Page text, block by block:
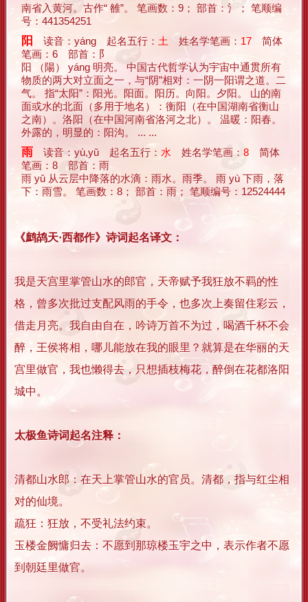
南省入黄河。古作“ 雒”。 笔画数：9； 部首：氵； 笔顺编
号：441354251
阳 读音：yáng 起名五行： 土 姓名学笔画： 17 简体
笔画：6 部首：阝
阳 （陽） yáng 明亮。 中国古代哲学认为宇宙中通贯所有
物质的两大对立面之一，与“阴”相对：一阴一阳谓之道。二
气。 指“太阳”：阳光。阳面。阳历。向阳。夕阳。 山的南
面或水的北面（多用于地名）：衡阳（在中国湖南省衡山
之南）。洛阳（在中国河南省洛河之北）。 温暖：阳春。
外露的，明显的：阳沟。 ... ...
雨 读音：yù,yǔ 起名五行： 水 姓名学笔画： 8 简体
笔画：8 部首：雨
雨 yǔ 从云层中降落的水滴：雨水。雨季。 雨 yù 下雨，落
下：雨雪。 笔画数：8； 部首：雨； 笔顺编号：12524444
《鹧鸪天·西都作》诗词起名译文：
我是天宫里掌管山水的郎官，天帝赋予我狂放不羁的性
格，曾多次批过支配风雨的手令，也多次上奏留住彩云，
借走月亮。我自由自在，吟诗万首不为过，喝酒千杯不会
醉，王侯将相，哪儿能放在我的眼里？就算是在华丽的天
宫里做官，我也懒得去，只想插枝梅花，醉倒在花都洛阳
城中。
太极鱼诗词起名注释：
清都山水郎：在天上掌管山水的官员。清都，指与红尘相
对的仙境。
疏狂：狂放，不受礼法约束。
玉楼金阙慵归去：不愿到那琼楼玉宇之中，表示作者不愿
到朝廷里做官。